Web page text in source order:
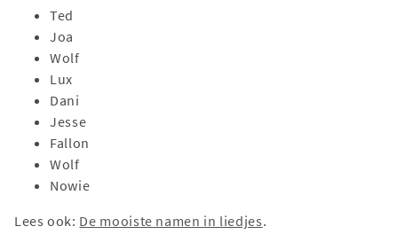
Ted
Joa
Wolf
Lux
Dani
Jesse
Fallon
Wolf
Nowie
Lees ook: De mooiste namen in liedjes.